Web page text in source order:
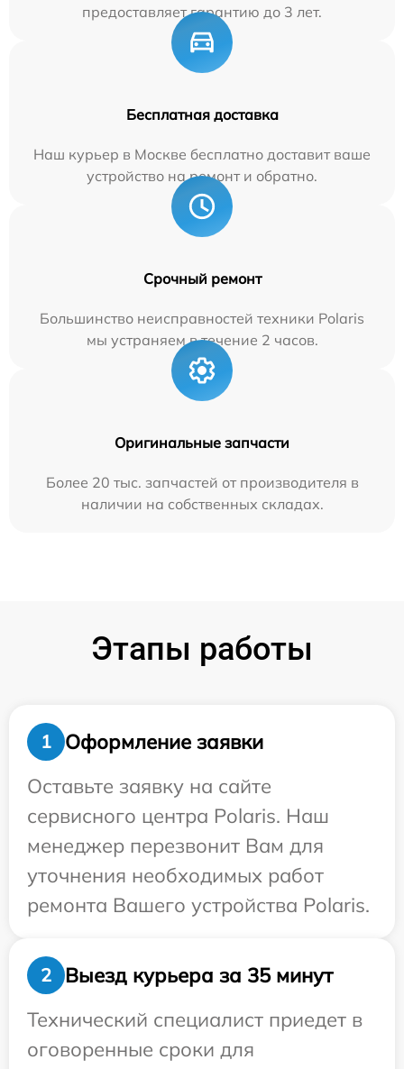
предоставляет гарантию до 3 лет.
Бесплатная доставка
Наш курьер в Москве бесплатно доставит ваше
устройство на ремонт и обратно.
Срочный ремонт
Большинство неисправностей техники Polaris
мы устраняем в течение 2 часов.
Оригинальные запчасти
Более 20 тыс. запчастей от производителя в
наличии на собственных складах.
Этапы работы
1
Оформление заявки
Оставьте заявку на сайте
сервисного центра Polaris. Наш
менеджер перезвонит Вам для
уточнения необходимых работ
ремонта Вашего устройства Polaris.
2
Выезд курьера за 35 минут
Технический специалист приедет в
оговоренные сроки для